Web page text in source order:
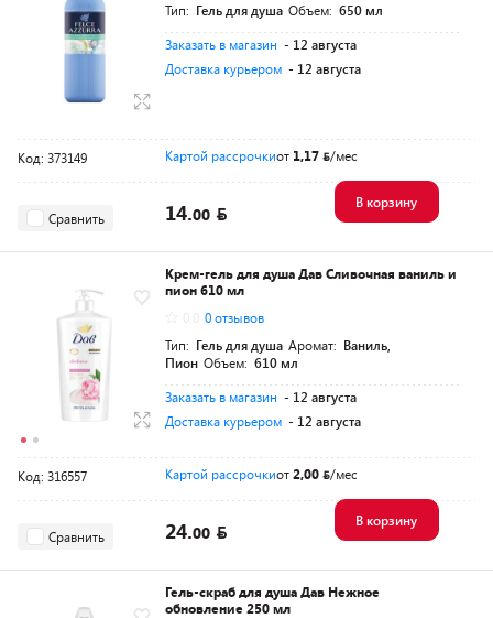
Тип: Гель для душа Объем: 650 мл
Заказать в магазин - 12 августа
Доставка курьером - 12 августа
Код: 373149 Картой рассрочкиот 1,17 /мес
Сравнить 14.00
В корзину
Крем-гель для душа Дав Сливочная ваниль и
пион 610 мл
0 отзывов
Тип: Гель для душа Аромат: Ваниль,
Пион Объем: 610 мл
Заказать в магазин - 12 августа
Доставка курьером - 12 августа
Код: 316557 Картой рассрочкиот2,00 /мес
Сравнить 24.00
В корзину
Гель-скраб для душа Дав Нежное
обновление 250 мл